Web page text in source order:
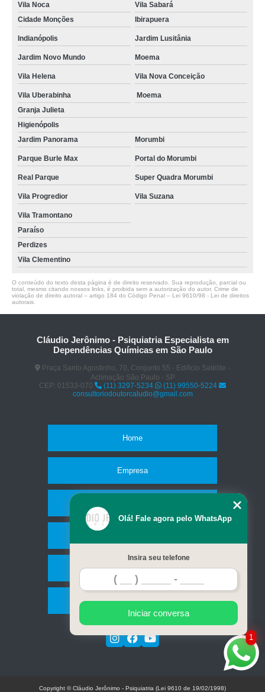
Vila Noca
Vila Sabará
Cidade Monções
Ibirapuera
Indianópolis Jardim Lusitânia
Jardim Novo Mundo Moema
Vila Helena Vila Nova Conceição
Vila Uberabinha
Moema
Granja Julieta
Higienópolis
Jardim Panorama
Morumbi
Parque Burle Max Portal do Morumbi
Real Parque Super Quadra Morumbi
Vila Progredior Vila Suzana
Vila Tramontano
Paraíso
Perdizes
Vila Clementino
O conteúdo do texto desta página é de direito reservado. Sua reprodução, parcial ou
total, mesmo citando nossos links, é proibida sem a autorização do autor. Crime de
violação de direito autoral – artigo 184 do Código Penal – Lei 9610/98 - Lei de direitos
autorais
Cláudio Jerônimo - Psiquiatria Especialista em
Dependências Químicas em São Paulo
Praça Santo Agostinho, 70, Conjunto 55 - Edifício Satélite -
Aclimação São Paulo - SP
CEP: 01533-070
(11) 3297-5234
(11) 99550-5224
consultoriodoutorcaludio@gmail.com
Home
Empresa
Contato
Mapa do site
1
Olá! Fale agora pelo WhatsApp
Insira seu telefone
Iniciar conversa
Copyright © Cláudio Jerônimo - Psiquiatria (Lei 9610 de 19/02/1998)